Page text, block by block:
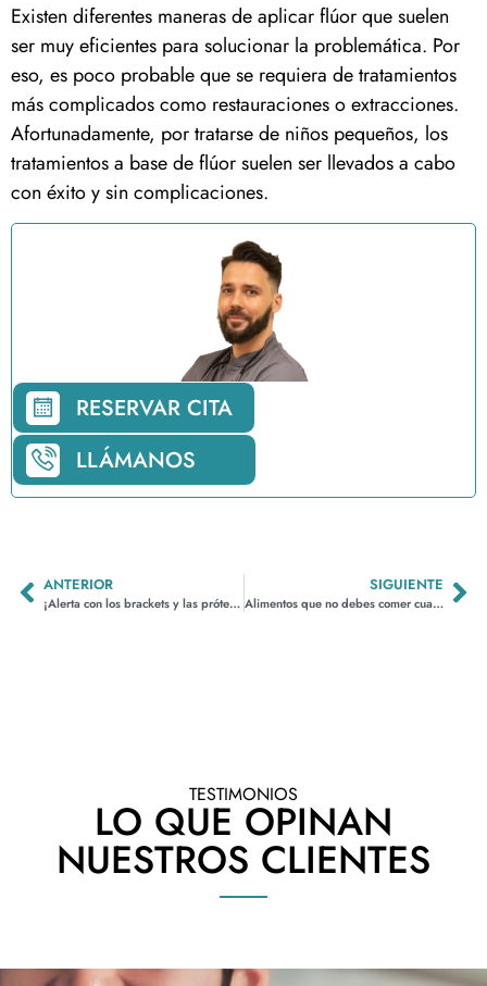
Existen diferentes maneras de aplicar flúor que suelen
ser muy eficientes para solucionar la problemática. Por
eso, es poco probable que se requiera de tratamientos
más complicados como restauraciones o extracciones.
Afortunadamente, por tratarse de niños pequeños, los
tratamientos a base de flúor suelen ser llevados a cabo
con éxito y sin complicaciones.
RESERVAR CITA
LLÁMANOS
ANTERIOR
¡Alerta con los brackets y las prótesis dentales caseras!
SIGUIENTE
Alimentos que no debes comer cuando tienes brackets
TESTIMONIOS
LO QUE OPINAN
NUESTROS CLIENTES